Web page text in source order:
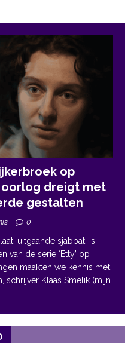
op
oorlog dreigt met
gestalten
0
uitgaande sjabbat, is
van de serie ‘Etty’ op
maakten we kennis met
schrijver Klaas Smelik (mijn